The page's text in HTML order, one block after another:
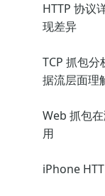
HTTP 协议
现差异
TCP 抓包
据流层面理
Web 抓包
用
iPhone